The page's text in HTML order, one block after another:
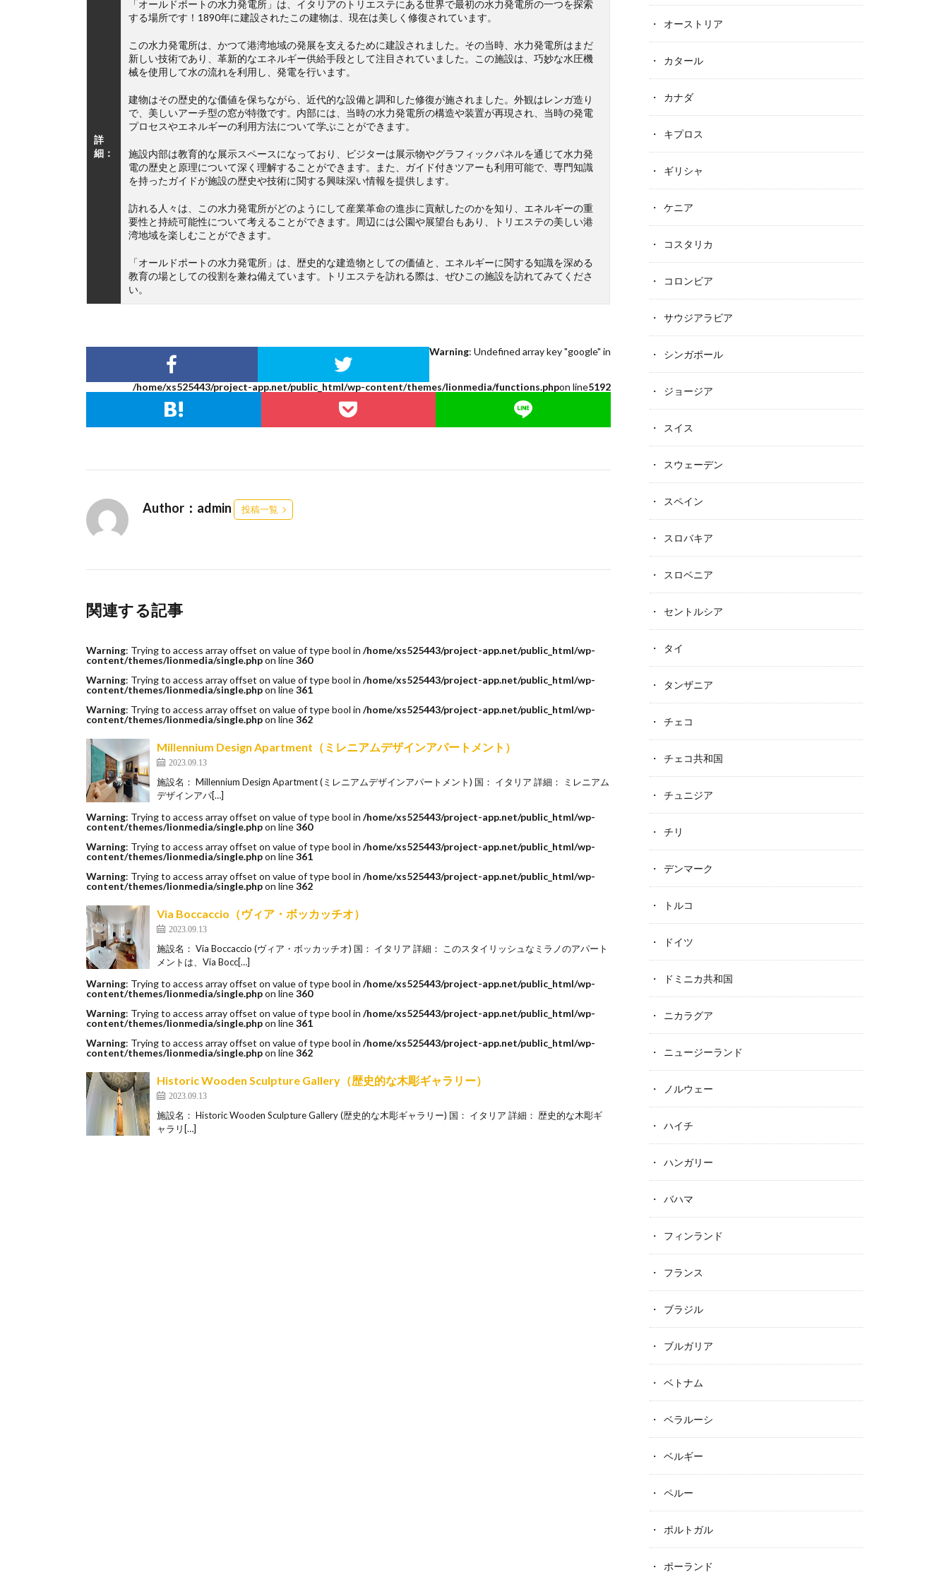
詳
細：
「オールドポートの水力発電所」は、イタリアのトリエステにある世界で最初の水力発電所の一つを探索
する場所です！1890年に建設されたこの建物は、現在は美しく修復されています。
この水力発電所は、かつて港湾地域の発展を支えるために建設されました。その当時、水力発電所はまだ
新しい技術であり、革新的なエネルギー供給手段として注目されていました。この施設は、巧妙な水圧機
械を使用して水の流れを利用し、発電を行います。
建物はその歴史的な価値を保ちながら、近代的な設備と調和した修復が施されました。外観はレンガ造り
で、美しいアーチ型の窓が特徴です。内部には、当時の水力発電所の構造や装置が再現され、当時の発電
プロセスやエネルギーの利用方法について学ぶことができます。
施設内部は教育的な展示スペースになっており、ビジターは展示物やグラフィックパネルを通じて水力発
電の歴史と原理について深く理解することができます。また、ガイド付きツアーも利用可能で、専門知識
を持ったガイドが施設の歴史や技術に関する興味深い情報を提供します。
訪れる人々は、この水力発電所がどのようにして産業革命の進歩に貢献したのかを知り、エネルギーの重
要性と持続可能性について考えることができます。周辺には公園や展望台もあり、トリエステの美しい港
湾地域を楽しむことができます。
「オールドポートの水力発電所」は、歴史的な建造物としての価値と、エネルギーに関する知識を深める
教育の場としての役割を兼ね備えています。トリエステを訪れる際は、ぜひこの施設を訪れてみてくださ
い。
Warning: Undefined array key "google" in
/home/xs525443/project-app.net/public_html/wp-content/themes/lionmedia/functions.phpon line5192
Author：admin 投稿一覧
関連する記事
Warning: Trying to access array offset on value of type bool in /home/xs525443/project-app.net/public_html/wp-
content/themes/lionmedia/single.phpon line360
Warning: Trying to access array offset on value of type bool in /home/xs525443/project-app.net/public_html/wp-
content/themes/lionmedia/single.phpon line361
Warning: Trying to access array offset on value of type bool in /home/xs525443/project-app.net/public_html/wp-
content/themes/lionmedia/single.phpon line362
Millennium Design Apartment（ミレニアムデザインアパートメント）
2023.09.13
施設名： Millennium Design Apartment (ミレニアムデザインアパートメント) 国： イタリア 詳細： ミレニアム
デザインアパ[…]
Warning: Trying to access array offset on value of type bool in /home/xs525443/project-app.net/public_html/wp-
content/themes/lionmedia/single.phpon line360
Warning: Trying to access array offset on value of type bool in /home/xs525443/project-app.net/public_html/wp-
content/themes/lionmedia/single.phpon line361
Warning: Trying to access array offset on value of type bool in /home/xs525443/project-app.net/public_html/wp-
content/themes/lionmedia/single.phpon line362
Via Boccaccio（ヴィア・ボッカッチオ）
2023.09.13
施設名： Via Boccaccio (ヴィア・ボッカッチオ) 国： イタリア 詳細： このスタイリッシュなミラノのアパート
メントは、Via Bocc[…]
Warning: Trying to access array offset on value of type bool in /home/xs525443/project-app.net/public_html/wp-
content/themes/lionmedia/single.phpon line360
Warning: Trying to access array offset on value of type bool in /home/xs525443/project-app.net/public_html/wp-
content/themes/lionmedia/single.phpon line361
Warning: Trying to access array offset on value of type bool in /home/xs525443/project-app.net/public_html/wp-
content/themes/lionmedia/single.phpon line362
Historic Wooden Sculpture Gallery（歴史的な木彫ギャラリー）
2023.09.13
施設名： Historic Wooden Sculpture Gallery (歴史的な木彫ギャラリー) 国： イタリア 詳細： 歴史的な木彫ギ
ャラリ[…]
オーストリア
カタール
カナダ
キプロス
ギリシャ
ケニア
コスタリカ
コロンビア
サウジアラビア
シンガポール
ジョージア
スイス
スウェーデン
スペイン
スロバキア
スロベニア
セントルシア
タイ
タンザニア
チェコ
チェコ共和国
チュニジア
チリ
デンマーク
トルコ
ドイツ
ドミニカ共和国
ニカラグア
ニュージーランド
ノルウェー
ハイチ
ハンガリー
バハマ
フィンランド
フランス
ブラジル
ブルガリア
ベトナム
ベラルーシ
ベルギー
ペルー
ポルトガル
ポーランド